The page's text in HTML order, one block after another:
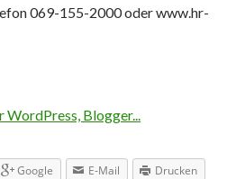
069-155-2000 oder www.hr-
Google E-Mail Drucken